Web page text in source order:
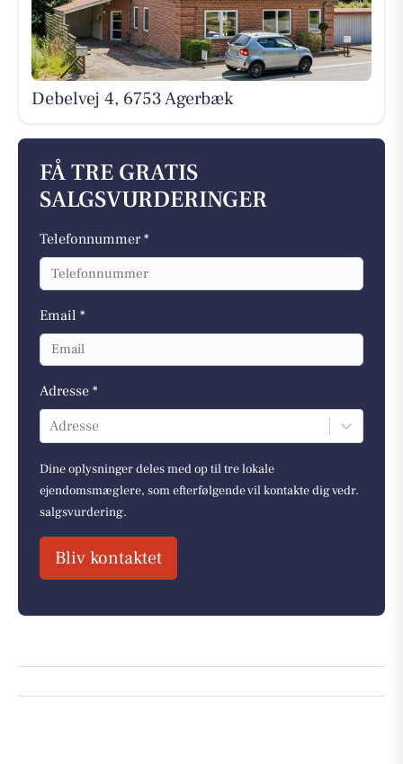
Debelvej 4, 6753 Agerbæk
FÅ TRE GRATIS
SALGSVURDERINGER
Telefonnummer *
Email *
Adresse *
Adresse
Dine oplysninger deles med op til tre lokale
ejendomsmæglere, som efterfølgende vil kontakte dig vedr.
salgsvurdering.
Bliv kontaktet